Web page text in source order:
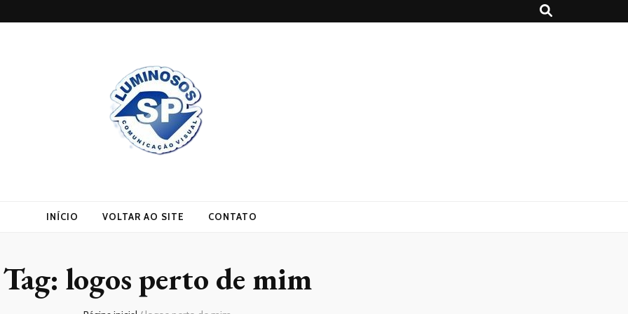
INÍCIO VOLTAR AO SITE CONTATO
Tag: logos perto de mim